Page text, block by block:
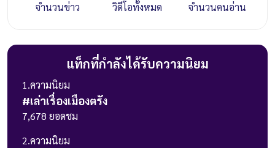
จำนวนข่าว วิดีโอทั้งหมด จำนวนคนอ่าน
แท็กที่กำลังได้รับความนิยม
1 .ความนิยม
#เล่าเรื่องเมืองตรัง
7,678 ยอดชม
2.ความนิยม